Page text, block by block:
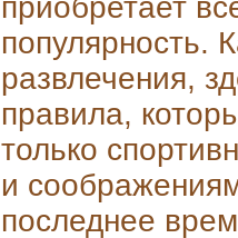
приобретает
популярность.
развлечения,
правила,
только
и
последнее